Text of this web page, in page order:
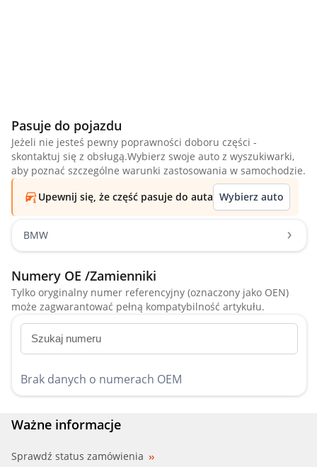
Pasuje do pojazdu
Jeżeli nie jesteś pewny poprawności doboru części -
skontaktuj się z obsługą.Wybierz swoje auto z wyszukiwarki,
aby poznać szczególne warunki zastosowania w samochodzie.
Upewnij się, że część pasuje do auta Wybierz auto
BMW
Numery OE /Zamienniki
Tylko oryginalny numer referencyjny (oznaczony jako OEN)
może zagwarantować pełną kompatybilność artykułu.
Brak danych o numerach OEM
Ważne informacje
Sprawdź status zamówienia